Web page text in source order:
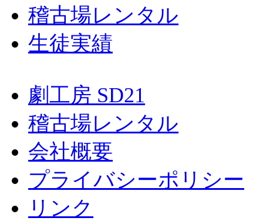
稽古場レンタル
生徒実績
劇工房 SD21
稽古場レンタル
会社概要
プライバシーポリシー
リンク